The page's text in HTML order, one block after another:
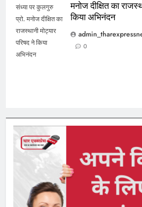
संध्या पर कुलगुरु
प्रो. मनोज दीक्षित का
राजस्थानी मोट्यार
परिषद ने किया
अभिनंदन
मनोज दीक्षित का
किया अभिनंदन
0